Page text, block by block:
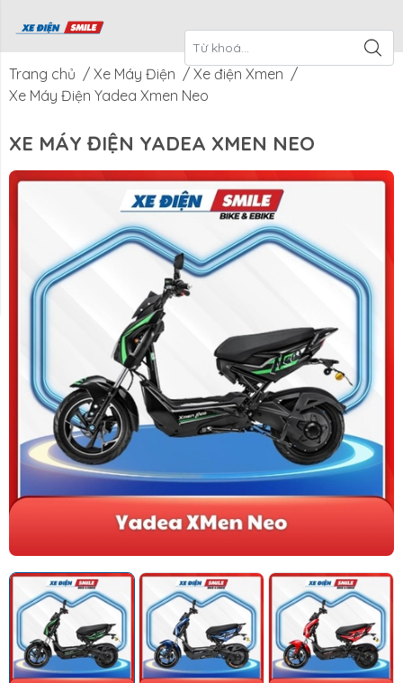
Xe Điện
Smile
CTKM Tháng
Trang chủ / Xe Máy Điện / Xe điện Xmen /
Xe Máy Điện Yadea Xmen Neo
XE MÁY ĐIỆN YADEA XMEN NEO